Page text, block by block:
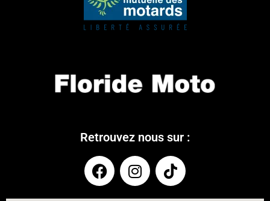
Retrouvez nous sur :